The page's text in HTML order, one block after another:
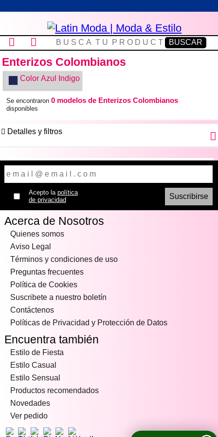
Enterizos Colombianos
ColorAzul Indigo
Se encontraron0 modelos de Enterizos Colombianos
disponibles
Detalles y filtros
Acepto la política
de privacidad
Acerca de Nosotros
Quienes somos
Aviso Legal
Términos y condiciones de uso
Preguntas frecuentes
Política de Cookies
Suscribete a nuestro boletín
Contáctenos
Políticas de Privacidad y Protección de Datos
Encuentra también
Estilo de Fiesta
Estilo Casual
Estilo Sensual
Productos recomendados
Novedades
Ver pedido